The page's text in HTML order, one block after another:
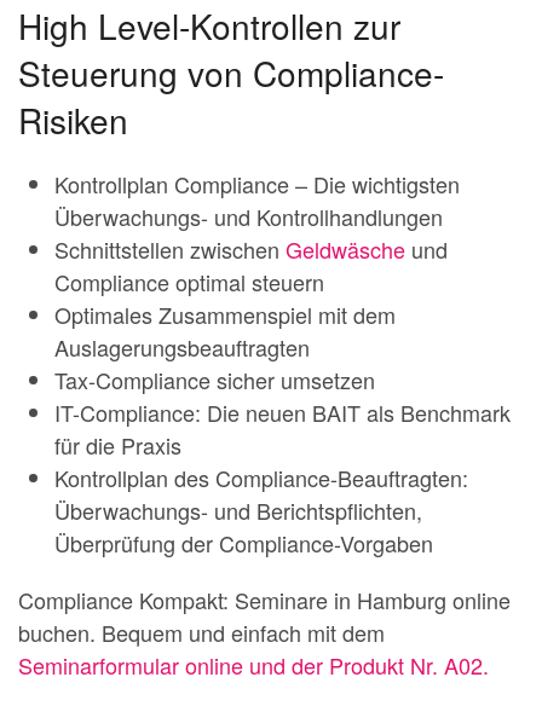
High Level-Kontrollen zur
Steuerung von Compliance-
Risiken
Kontrollplan Compliance – Die wichtigsten
Überwachungs- und Kontrollhandlungen
Schnittstellen zwischen Geldwäsche und
Compliance optimal steuern
Optimales Zusammenspiel mit dem
Auslagerungsbeauftragten
Tax-Compliance sicher umsetzen
IT-Compliance: Die neuen BAIT als Benchmark
für die Praxis
Kontrollplan des Compliance-Beauftragten:
Überwachungs- und Berichtspflichten,
Überprüfung der Compliance-Vorgaben
Compliance Kompakt: Seminare in Hamburg online
buchen. Bequem und einfach mit dem
Seminarformular online und der Produkt Nr. A02.